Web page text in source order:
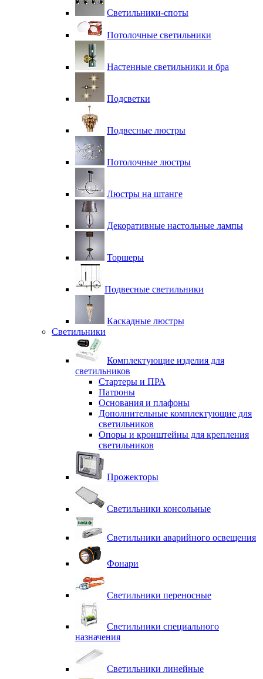
Светильники-споты
Потолочные светильники
Настенные светильники и бра
Подсветки
Подвесные люстры
Потолочные люстры
Люстры на штанге
Декоративные настольные лампы
Торшеры
Подвесные светильники
Каскадные люстры
Светильники
Комплектующие изделия для
светильников
Стартеры и ПРА
Патроны
Основания и плафоны
Дополнительные комплектующие для
светильников
Опоры и кронштейны для крепления
светильников
Прожекторы
Светильники консольные
Светильники аварийного освещения
Фонари
Светильники переносные
Светильники специального
назначения
Светильники линейные